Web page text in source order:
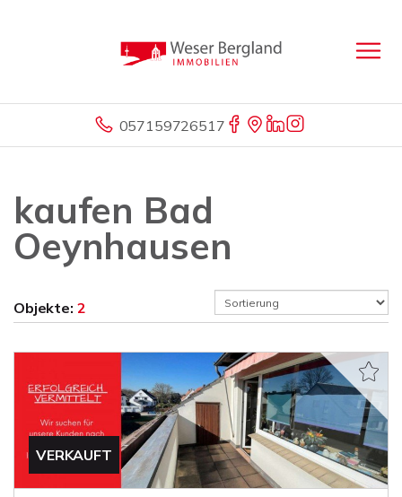
057159726517
kaufen Bad
Oeynhausen
Objekte: 2
VERKAUFT